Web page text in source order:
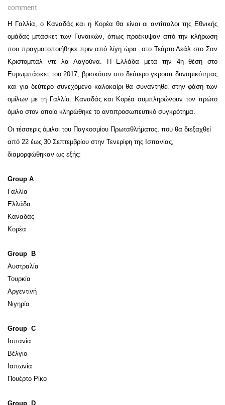
comment
Η Γαλλία, ο Καναδάς και η Κορέα θα είναι οι αντίπαλοι της Εθνικής
ομάδας μπάσκετ των Γυναικών, όπως προέκυψαν από την κλήρωση
που πραγματοποιήθηκε πριν από λίγη ώρα στο Τεάρτο Λεάλ στο Σαν
Κριστομπάλ ντε λα Λαγούνα. Η Ελλάδα μετά την 4η θέση στο
Ευρωμπάσκετ του 2017, βρισκόταν στο δεύτερο γκρουπ δυναμικότητας
και για δεύτερο συνεχόμενο καλοκαίρι θα συναντηθεί στην φάση των
ομίλων με τη Γαλλία. Καναδάς και Κορέα συμπληρώνουν τον πρώτο
όμιλο στον οποίο κληρώθηκε το αντιπροσωπευτικό συγκρότημα.
Οι τέσσερις όμιλοι του Παγκοσμίου Πρωταθλήματος, που θα διεξαχθεί
από 22 έως 30 Σεπτεμβρίου στην Τενερίφη της Ισπανίας,
διαμορφώθηκαν ως εξής:
Group A
Γαλλία
Ελλάδα
Καναδάς
Κορέα
Group B
Αυστραλία
Τουρκία
Αργεντινή
Νιγηρία
Group C
Ισπανία
Βέλγιο
Ιαπωνία
Πουέρτο Ρίκο
Group D